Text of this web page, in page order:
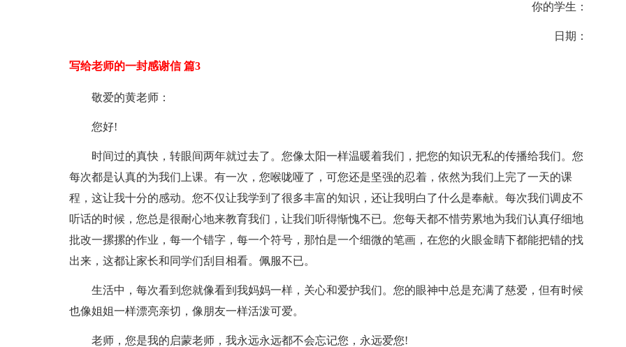
你的学生：
日期：
写给老师的一封感谢信 篇3
敬爱的黄老师：
您好!
时间过的真快，转眼间两年就过去了。您像太阳一样温暖着我们，把您的知识无私的传播给我们。您
每次都是认真的为我们上课。有一次，您喉咙哑了，可您还是坚强的忍着，依然为我们上完了一天的课
程，这让我十分的感动。您不仅让我学到了很多丰富的知识，还让我明白了什么是奉献。每次我们调皮不
听话的时候，您总是很耐心地来教育我们，让我们听得惭愧不已。您每天都不惜劳累地为我们认真仔细地
批改一摞摞的作业，每一个错字，每一个符号，那怕是一个细微的笔画，在您的火眼金睛下都能把错的找
出来，这都让家长和同学们刮目相看。佩服不已。
生活中，每次看到您就像看到我妈妈一样，关心和爱护我们。您的眼神中总是充满了慈爱，但有时候
也像姐姐一样漂亮亲切，像朋友一样活泼可爱。
老师，您是我的启蒙老师，我永远永远都不会忘记您，永远爱您!